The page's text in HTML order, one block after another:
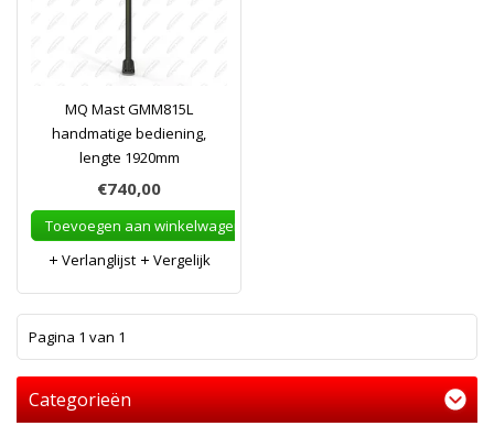
MQ Mast GMM815L
handmatige bediening,
lengte 1920mm
€740,00
Toevoegen aan winkelwagen
Verlanglijst
Vergelijk
Pagina 1 van 1
Categorieën